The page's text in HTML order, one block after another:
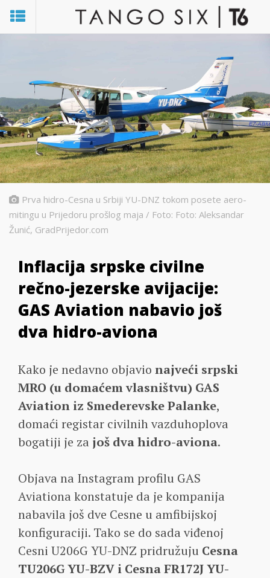
Prva hidro-Cesna u Srbiji YU-DNZ tokom posete aero-
mitingu u Prijedoru prošlog maja / Foto: Foto: Aleksandar
Žunić, GradPrijedor.com
Inflacija srpske civilne
rečno-jezerske avijacije:
GAS Aviation nabavio još
dva hidro-aviona
Kako je nedavno objavio najveći srpski
MRO (u domaćem vlasništvu) GAS
Aviation iz Smederevske Palanke,
domaći registar civilnih vazduhoplova
bogatiji je za još dva hidro-aviona.
Objava na Instagram profilu GAS
Aviationa konstatuje da je kompanija
nabavila još dve Cesne u amfibijskoj
konfiguraciji. Tako se do sada viđenoj
Cesni U206G YU-DNZ pridružuju Cesna
TU206G YU-BZV i Cesna FR172J YU-